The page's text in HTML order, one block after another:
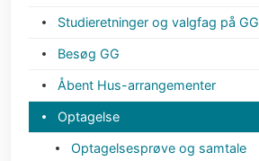
Studieretninger og valgfag på GG
Besøg GG
Åbent Hus-arrangementer
Optagelse
Optagelsesprøve og samtale